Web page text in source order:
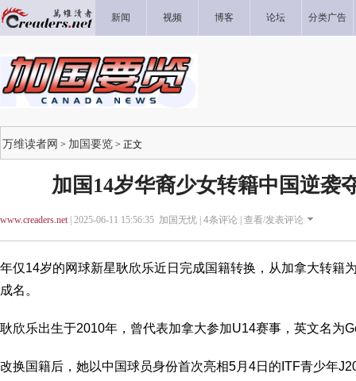
新闻 视频 博客 论坛 分类广告
万维读者网 > 加国要览 > 正文
加国14岁华裔少女转籍中国逆袭
www.creaders.net| 2025-06-11 15:56:35 加国无忧 | 4条评论 | 查看/发表评论
年仅14岁的网球新星耿欣乐近日完成国籍转换，从加拿大转籍
成名。
耿欣乐出生于2010年，曾代表加拿大参加U14赛事，英文名为
改换国籍后，她以中国球员身份首次亮相5月4日的ITF青少年